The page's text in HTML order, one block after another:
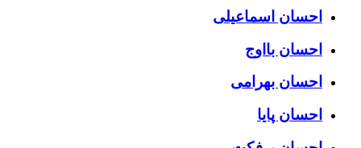
احسان اسماعیلی
احسان بااوج
احسان بهرامی
احسان پایا